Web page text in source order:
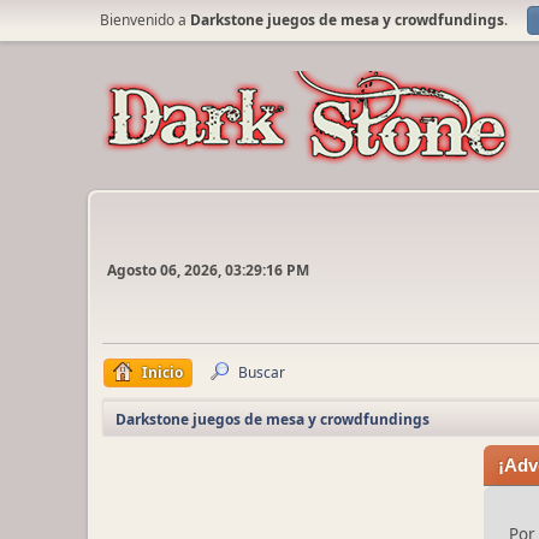
Bienvenido a Darkstone juegos de mesa y crowdfundings.
Agosto 06, 2026, 03:29:16 PM
Inicio Buscar
Darkstone juegos de mesa y crowdfundings